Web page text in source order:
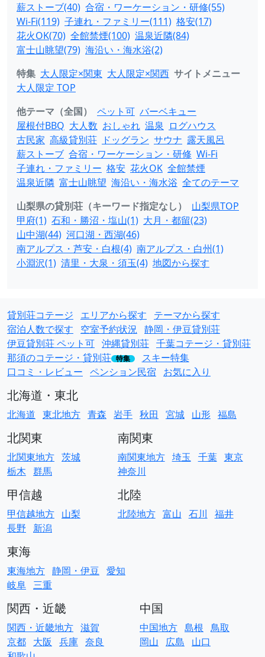
薪ストーブ(40) 合宿・ワーケーション・研修(55)
Wi-Fi(119) 子連れ・ファミリー(111) 格安(17)
花火OK(70) 全館禁煙(100) 温泉近隣(84)
富士山眺望(79) 海沿い・海水浴(2)
特集 大人限定×関東 大人限定×関西 サイトメニュー
大人限定 TOP
他テーマ（全国）
ペット可 バーベキュー
屋根付BBQ 大人数 おしゃれ 温泉 ログハウス
古民家 高級貸別荘 ドッグラン サウナ 露天風呂
薪ストーブ 合宿・ワーケーション・研修 Wi-Fi
子連れ・ファミリー 格安 花火OK 全館禁煙
温泉近隣 富士山眺望 海沿い・海水浴 全てのテーマ
山梨県の貸別荘（キーワード指定なし）
山梨県TOP
甲府(1) 石和・勝沼・塩山(1) 大月・都留(23)
山中湖(44) 河口湖・西湖(46)
南アルプス・芦安・白根(4) 南アルプス・白州(1)
小淵沢(1) 清里・大泉・須玉(4) 地図から探す
貸別荘コテージ エリアから探す
テーマから探す
宿泊人数で探す
空室予約状況 静岡・伊豆貸別荘
伊豆貸別荘 ペット可 沖縄貸別荘 千葉コテージ・貸別荘
那須のコテージ・貸別荘 特集
スキー特集
口コミ・レビュー ペンション民宿 お気に入り
北海道・東北
北海道 東北地方 青森 岩手 秋田 宮城 山形 福島
北関東
北関東地方 茨城
栃木 群馬
南関東
南関東地方 埼玉 千葉 東京
神奈川
甲信越
甲信越地方 山梨
長野
新潟
北陸
北陸地方 富山 石川 福井
東海
東海地方 静岡・伊豆 愛知
岐阜 三重
関西・近畿
関西・近畿地方 滋賀
京都 大阪 兵庫 奈良
中国
中国地方 島根 鳥取
岡山
広島 山口